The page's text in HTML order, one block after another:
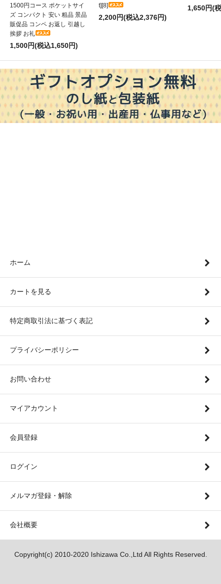
1500円コース ポケットサイ
ズ コンパクト 安い 粗品 景品
販促品 コンペ お返し 引越し
挨拶 お礼
1,500円(税込1,650円)
t][8]
2,200円(税込2,376円)
1,650円(
ホーム
カートを見る
特定商取引法に基づく表記
プライバシーポリシー
お問い合わせ
マイアカウント
会員登録
ログイン
メルマガ登録・解除
会社概要
Copyright(c) 2010-2020 Ishizawa Co.,Ltd All Rights Reserved.